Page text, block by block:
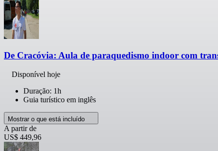
De Cracóvia: Aula de paraquedismo indoor com
Disponível hoje
Duração: 1h
Guia turístico em inglês
Mostrar o que está incluído
A partir de
US$ 449,96